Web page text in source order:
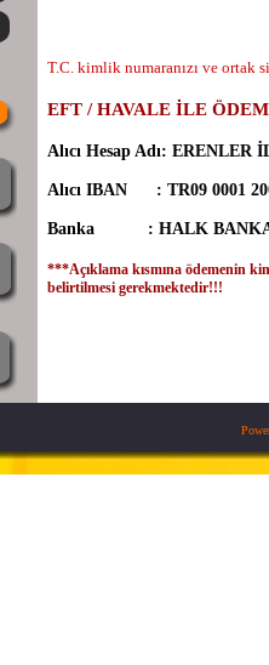
T.C. kimlik numaranızı ve ortak
EFT / HAVALE İLE
Alıcı Hesap Adı:
Alıcı IBAN : TR09 0001
Banka : HALK BANKASI
***Açıklama kısmına ödemenin
belirtilmesi gerekmektedir!!!